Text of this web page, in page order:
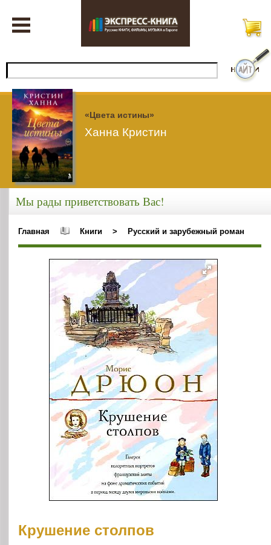
«Цвета истины»
Ханна Кристин
Мы рады приветствовать Вас!
Главная Книги > Русский и зарубежный роман
Крушение столпов